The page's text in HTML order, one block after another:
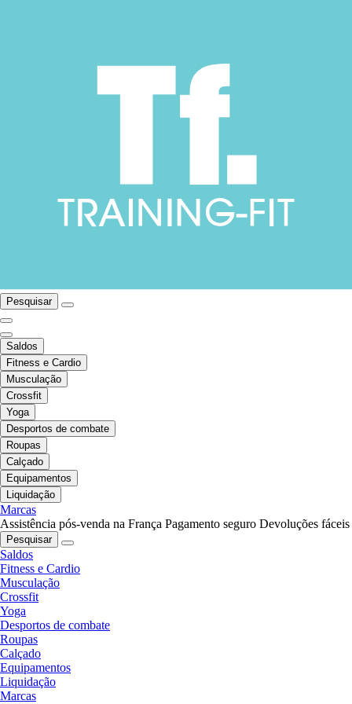
Pesquisar
Saldos
Fitness e Cardio
Musculação
Crossfit
Yoga
Desportos de combate
Roupas
Calçado
Equipamentos
Liquidação
Marcas
Assistência pós-venda na França Pagamento seguro Devoluções fáceis
Pesquisar
Saldos
Fitness e Cardio
Musculação
Crossfit
Yoga
Desportos de combate
Roupas
Calçado
Equipamentos
Liquidação
Marcas